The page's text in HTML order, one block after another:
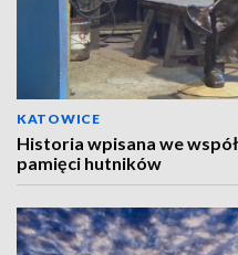
KATOWICE
Historia wpisana we
pamięci hutników